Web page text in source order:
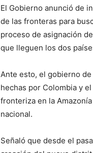
El Gobierno anunció de
de las fronteras para
proceso de asignación
que lleguen los dos
Ante esto, el gobierno
hechas por Colombia y
fronteriza en la
nacional.
Señaló que desde el